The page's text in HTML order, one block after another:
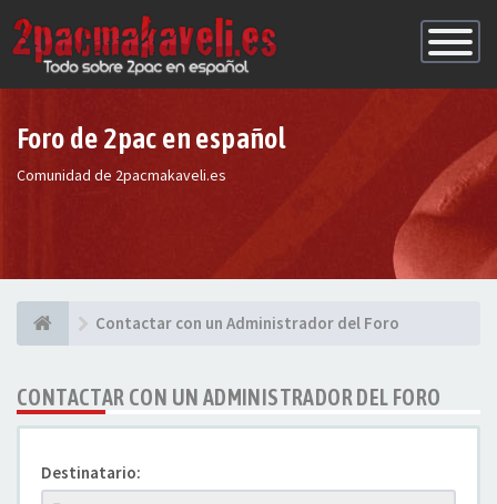
de
Foro de 2pac en español
Comunidad de 2pacmakaveli.es
Contactar con un Administrador del Foro
CONTACTAR CON UN ADMINISTRADOR DEL FORO
Destinatario: